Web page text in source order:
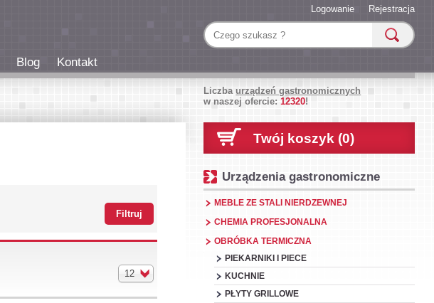
Rejestracja
Logowanie
Blog Kontakt
Liczbaurządzeń gastronomicznych
w naszej ofercie:12320!
12
Twój koszyk (0)
Urządzenia gastronomiczne
MEBLE ZE STALI NIERDZEWNEJ
CHEMIA PROFESJONALNA
OBRÓBKA TERMICZNA
PIEKARNIKI I PIECE
KUCHNIE
PŁYTY GRILLOWE